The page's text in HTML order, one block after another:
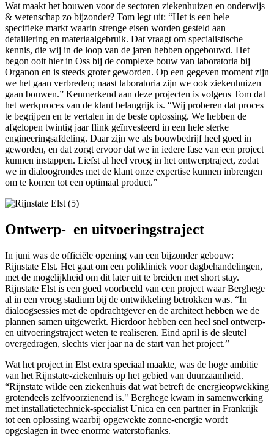
Wat maakt het bouwen voor de sectoren ziekenhuizen en onderwijs
& wetenschap zo bijzonder? Tom legt uit: “Het is een hele
specifieke markt waarin strenge eisen worden gesteld aan
detaillering en materiaalgebruik. Dat vraagt om specialistische
kennis, die wij in de loop van de jaren hebben opgebouwd. Het
begon ooit hier in Oss bij de complexe bouw van laboratoria bij
Organon en is steeds groter geworden. Op een gegeven moment zijn
we het gaan verbreden; naast laboratoria zijn we ook ziekenhuizen
gaan bouwen.” Kenmerkend aan deze projecten is volgens Tom dat
het werkproces van de klant belangrijk is. “Wij proberen dat proces
te begrijpen en te vertalen in de beste oplossing. We hebben de
afgelopen twintig jaar flink geïnvesteerd in een hele sterke
engineeringsafdeling. Daar zijn we als bouwbedrijf heel goed in
geworden, en dat zorgt ervoor dat we in iedere fase van een project
kunnen instappen. Liefst al heel vroeg in het ontwerptraject, zodat
we in dialoogrondes met de klant onze expertise kunnen inbrengen
om te komen tot een optimaal product.”
Ontwerp- en uitvoeringstraject
In juni was de officiële opening van een bijzonder gebouw:
Rijnstate Elst. Het gaat om een polikliniek voor dagbehandelingen,
met de mogelijkheid om dit later uit te breiden met short stay.
Rijnstate Elst is een goed voorbeeld van een project waar Berghege
al in een vroeg stadium bij de ontwikkeling betrokken was. “In
dialoogsessies met de opdrachtgever en de architect hebben we de
plannen samen uitgewerkt. Hierdoor hebben een heel snel ontwerp-
en uitvoeringstraject weten te realiseren. Eind april is de sleutel
overgedragen, slechts vier jaar na de start van het project.”
Wat het project in Elst extra speciaal maakte, was de hoge ambitie
van het Rijnstate-ziekenhuis op het gebied van duurzaamheid.
“Rijnstate wilde een ziekenhuis dat wat betreft de energieopwekking
grotendeels zelfvoorzienend is." Berghege kwam in samenwerking
met installatietechniek-specialist Unica en een partner in Frankrijk
tot een oplossing waarbij opgewekte zonne-energie wordt
opgeslagen in twee enorme waterstoftanks.